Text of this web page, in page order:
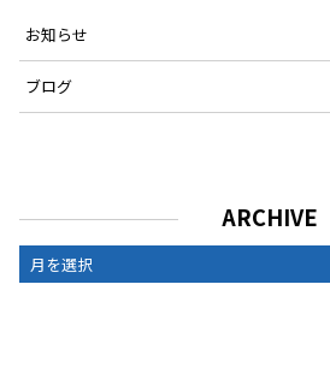
お知らせ
ブログ
ARCHIVE
ARCHIVE